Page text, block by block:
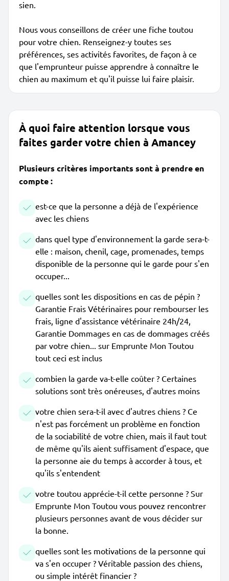
sien.
Nous vous conseillons de créer une fiche toutou
pour votre chien. Renseignez-y toutes ses
préférences, ses activités favorites, de façon à ce
que l'emprunteur puisse apprendre à connaître le
chien au maximum et qu'il puisse lui faire plaisir.
À quoi faire attention lorsque vous
faites garder votre chien à Amancey
Plusieurs critères importants sont à prendre en
compte :
est-ce que la personne a déjà de l'expérience
avec les chiens
dans quel type d'environnement la garde sera-t-
elle : maison, chenil, cage, promenades, temps
disponible de la personne qui le garde pour s'en
occuper...
quelles sont les dispositions en cas de pépin ?
Garantie Frais Vétérinaires pour rembourser les
frais, ligne d'assistance vétérinaire 24h/24,
Garantie Dommages en cas de dommages créés
par votre chien... sur Emprunte Mon Toutou
tout ceci est inclus
combien la garde va-t-elle coûter ? Certaines
solutions sont très onéreuses, d'autres moins
votre chien sera-t-il avec d'autres chiens ? Ce
n'est pas forcément un problème en fonction
de la sociabilité de votre chien, mais il faut tout
de même qu'ils aient suffisament d'espace, que
la personne aie du temps à accorder à tous, et
qu'ils s'entendent
votre toutou apprécie-t-il cette personne ? Sur
Emprunte Mon Toutou vous pouvez rencontrer
plusieurs personnes avant de vous décider sur
la bonne.
quelles sont les motivations de la personne qui
va s'en occuper ? Véritable passion des chiens,
ou simple intérêt financier ?